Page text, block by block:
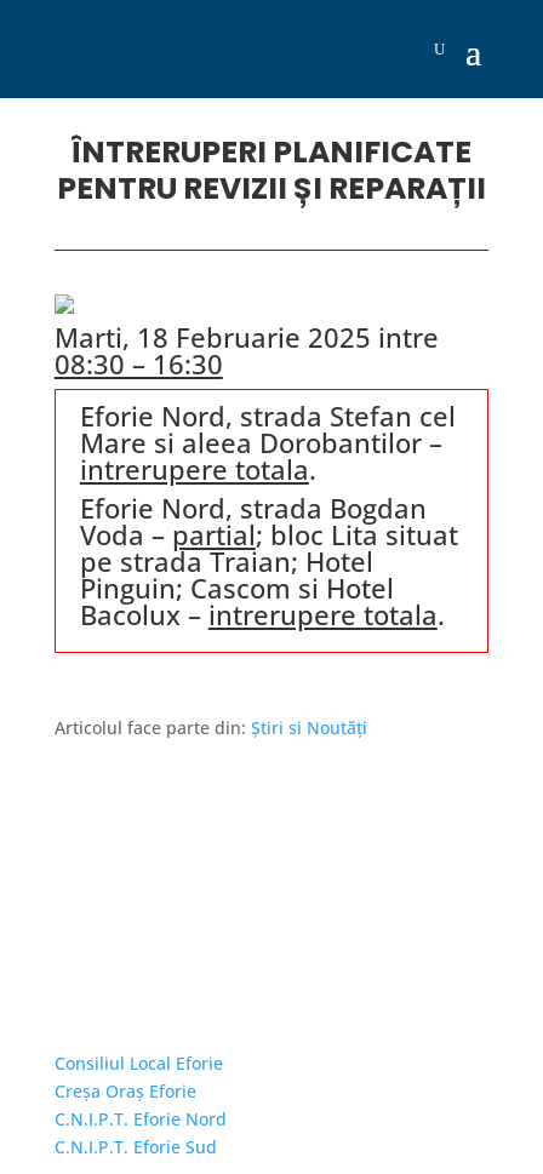
ÎNTRERUPERI PLANIFICATE
PENTRU REVIZII ȘI REPARAȚII
Marti, 18 Februarie 2025 intre
08:30 – 16:30
Eforie Nord, strada Stefan cel
Mare si aleea Dorobantilor –
intrerupere totala.
Eforie Nord, strada Bogdan
Voda – partial; bloc Lita situat
pe strada Traian; Hotel
Pinguin; Cascom si Hotel
Bacolux – intrerupere totala.
Articolul face parte din: Știri si Noutăți
Consiliul Local Eforie
Creșa Oraș Eforie
C.N.I.P.T. Eforie Nord
C.N.I.P.T. Eforie Sud